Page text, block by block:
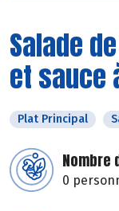
Salade
et sauce
Plat Principal
Nombre
0